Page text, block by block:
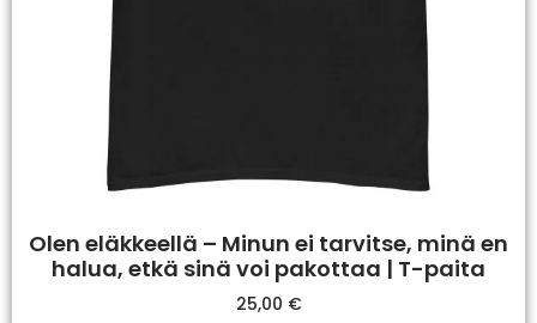
Olen eläkkeellä – Minun ei tarvitse, minä en
halua, etkä sinä voi pakottaa | T-paita
25,00 €